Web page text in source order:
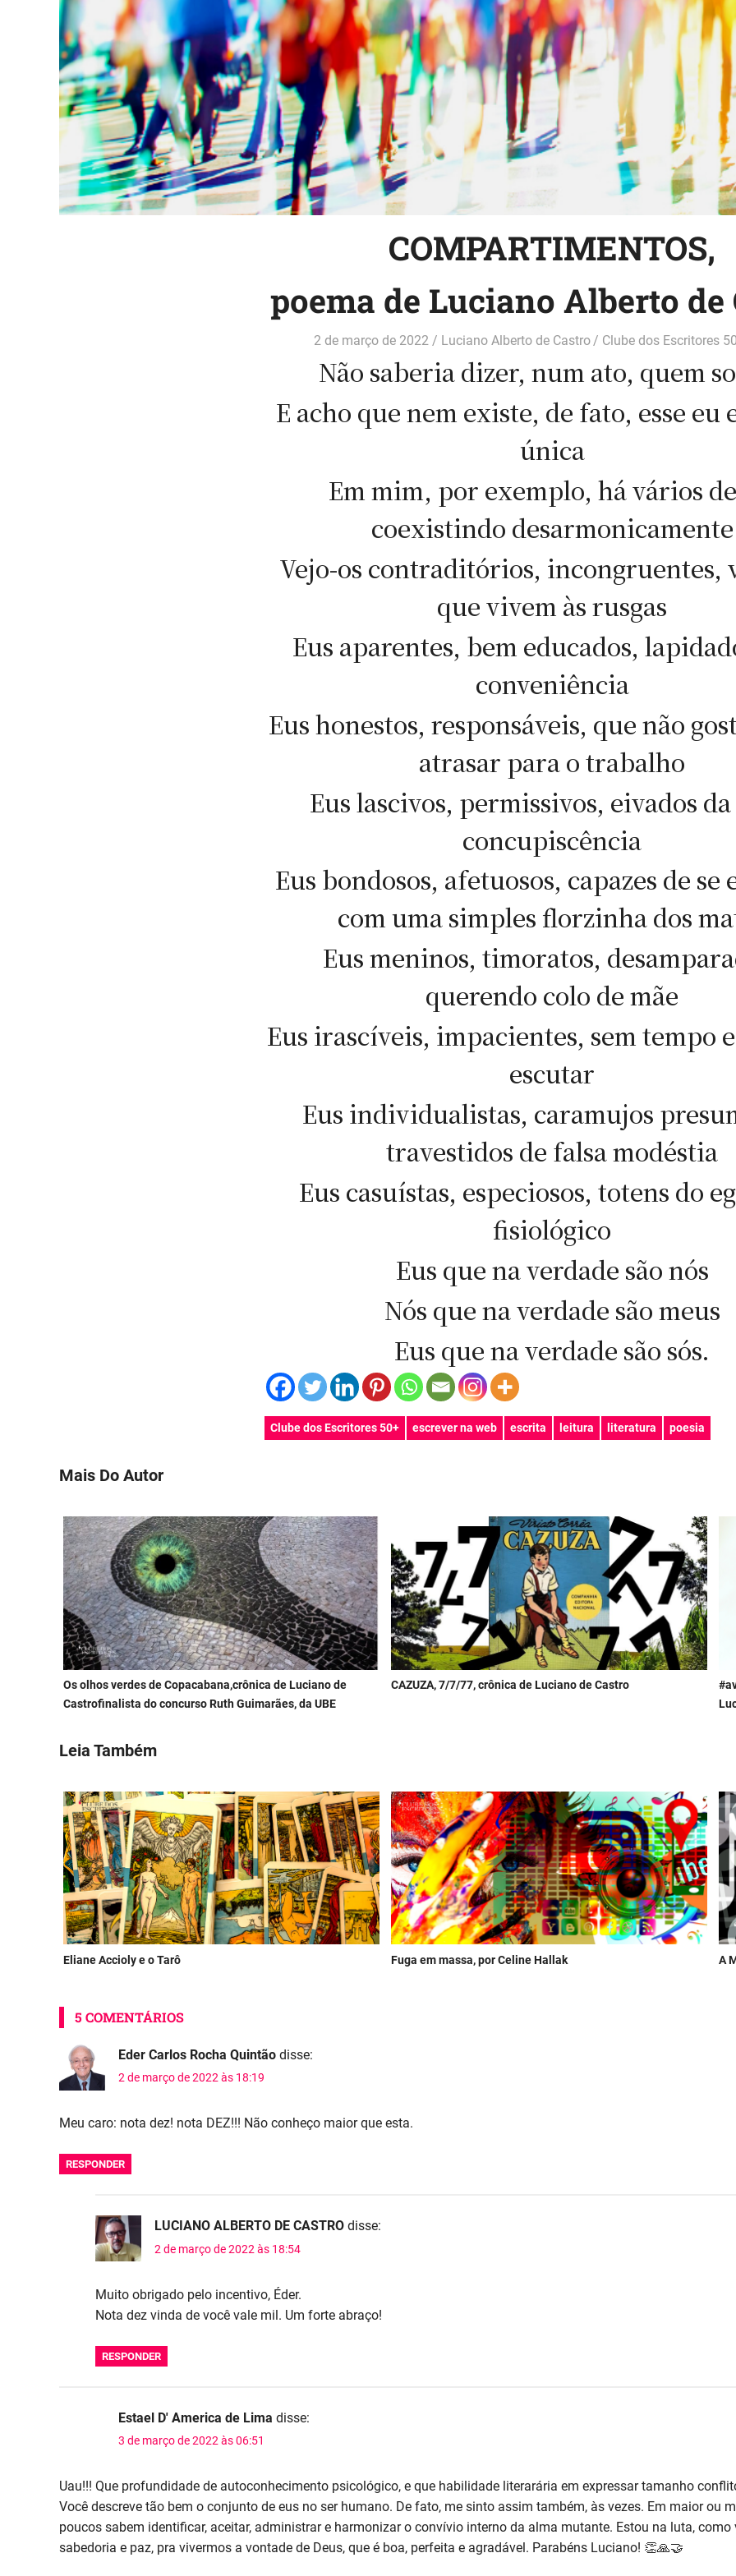
COMPARTIMENTOS,
poema de Luciano Alberto de
2 de março de 2022 Luciano Alberto de Castro Clube dos Escritores
Não saberia dizer, num ato, quem
E acho que nem existe, de fato, esse eu
única
Em mim, por exemplo, há vários
coexistindo desarmonicamente
Vejo-os contraditórios, incongruentes,
que vivem às rusgas
Eus aparentes, bem educados,
conveniência
Eus honestos, responsáveis, que não
atrasar para o trabalho
Eus lascivos, permissivos, eivados
concupiscência
Eus bondosos, afetuosos, capazes de se
com uma simples florzinha dos
Eus meninos, timoratos,
querendo colo de mãe
Eus irascíveis, impacientes, sem tempo
escutar
Eus individualistas, caramujos
travestidos de falsa modéstia
Eus casuístas, especiosos, totens do
fisiológico
Eus que na verdade são nós
Nós que na verdade são meus
Eus que na verdade são sós.
Clube dos Escritores 50+ escrever na web escrita leitura literatura poesia
Mais Do Autor
Os olhos verdes de Copacabana,crônica de Luciano de
Castrofinalista do concurso Ruth Guimarães, da UBE
CAZUZA, 7/7/77, crônica de Luciano de Castro
Leia Também
Eliane Accioly e o Tarô Fuga em massa, por Celine Hallak A
5 COMENTÁRIOS
Eder Carlos Rocha Quintão disse:
2 de março de 2022 às 18:19
Meu caro: nota dez! nota DEZ!!! Não conheço maior que esta.
RESPONDER
LUCIANO ALBERTO DE CASTRO disse:
2 de março de 2022 às 18:54
Muito obrigado pelo incentivo, Éder.
Nota dez vinda de você vale mil. Um forte abraço!
RESPONDER
Estael D' America de Lima disse:
3 de março de 2022 às 06:51
Uau!!! Que profundidade de autoconhecimento psicológico, e que habilidade literarária em expressar tamanho
Você descreve tão bem o conjunto de eus no ser humano. De fato, me sinto assim também, às vezes. Em maior ou
poucos sabem identificar, aceitar, administrar e harmonizar o convívio interno da alma mutante. Estou na luta, como
sabedoria e paz, pra vivermos a vontade de Deus, que é boa, perfeita e agradável. Parabéns Luciano! 👏🙏🤝